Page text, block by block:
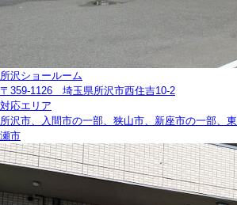
所沢ショールーム
〒359-1126 埼玉県所沢市西住吉10-2
対応エリア
所沢市、入間市の一部、狭山市、新座市の一部、
瀬市